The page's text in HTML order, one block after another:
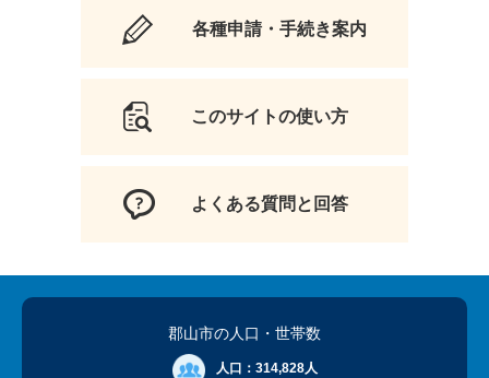
各種申請・手続き案内
このサイトの使い方
よくある質問と回答
郡山市の人口 ・世帯数
人口： 314,828人